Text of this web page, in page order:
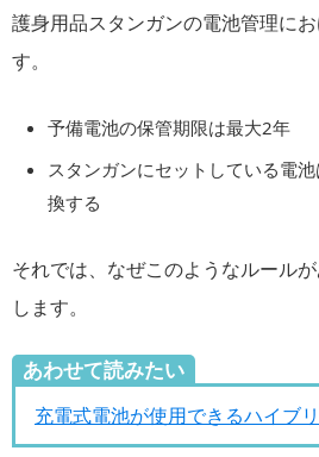
護身用品スタンガンの電池管理に
す。
予備電池の保管期限は最大2年
スタンガンにセットしている電
換する
それでは、なぜこのようなルール
します。
あわせて読みたい
充電式電池が使用できるハイブ